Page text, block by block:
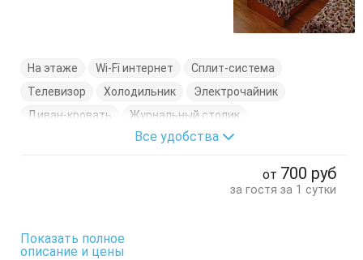
На этаже Wi-Fi интернет
Сплит-система
Телевизор
Холодильник
Электрочайник
Диван-кровать
Журнальный столик
Кровати односпальные
Кровать двуспальная
Все удобства
от 700 руб
за гостя за 1 сутки
Показать полное
описание и цены